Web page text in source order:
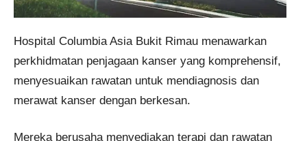
Hospital Columbia Asia Bukit Rimau menawarkan
perkhidmatan penjagaan kanser yang komprehensif,
menyesuaikan rawatan untuk mendiagnosis dan
merawat kanser dengan berkesan.
Mereka berusaha menyediakan terapi dan rawatan